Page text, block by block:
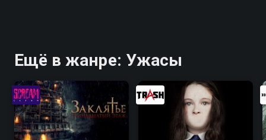
Ещё в жанре: Ужасы